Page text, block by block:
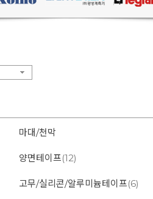
마대/천막
양면테이프(12)
고무/실리콘/알루미늄테이프(6)